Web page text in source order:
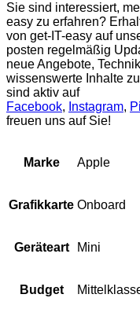
Sie sind interessiert,
easy zu erfahren?
von get-IT-easy auf
posten regelmäßig
neue Angebote,
wissenswerte Inhalte
sind aktiv auf
Facebook, Instagram,
freuen uns auf Sie!
Marke Apple
Grafikkarte Onboard
Geräteart Mini
Budget